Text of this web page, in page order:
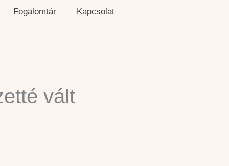
Fogalomtár Kapcsolat
vált